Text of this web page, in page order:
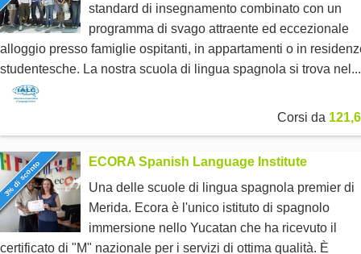
standard di insegnamento combinato con un
programma di svago attraente ed eccezionale
alloggio presso famiglie ospitanti, in appartamenti o in
studentesche. La nostra scuola di lingua spagnola si trova nel...
Corsi da
3% di sconto
ECORA Spanish Language Institute
Una delle scuole di lingua spagnola premier di
Merida. Ecora è l'unico istituto di spagnolo
immersione nello Yucatan che ha ricevuto il
certificato di "M" nazionale per i servizi di ottima qualità. È